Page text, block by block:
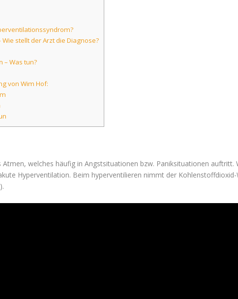
stellt der Arzt die Diagnose?
– Was tun?
von Wim Hof:
welches häufig in Angstsituationen bzw. Paniksituationen auftritt.
Hyperventilation. Beim hyperventilieren nimmt der